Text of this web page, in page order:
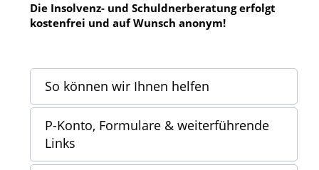
Die Insolvenz- und Schuldnerberatung erfolgt
kostenfrei und auf Wunsch anonym!
So können wir Ihnen helfen
P-Konto, Formulare & weiterführende
Links